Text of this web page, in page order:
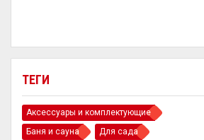
ТЕГИ
Аксессуары и комплектующие
Баня и сауна
Для сада